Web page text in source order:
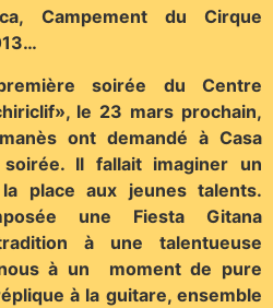
Campement du Cirque
soirée du Centre
le 23 mars prochain,
ont demandé à Casa
soirée. Il fallait imaginer un
place aux jeunes talents.
une Fiesta Gitana
à une talentueuse
à un moment de pure
à la guitare, ensemble